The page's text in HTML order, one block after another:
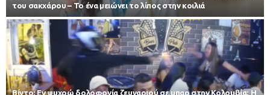
του σακχάρου – Το ένα μειώνει το λίπος στην κοιλιά
Βίντο: Εν ψυχρώ δολοφονία ζευγαριού σε μπαρ στην Κολομβία: Η